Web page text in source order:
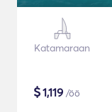
Katamaraan
$1,119 /öö